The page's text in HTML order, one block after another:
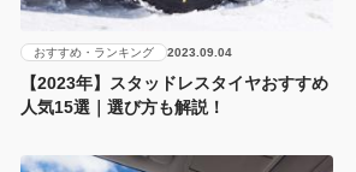
おすすめ・ランキング 2023.09.04
【2023年】スタッドレスタイヤおすすめ
人気15選｜選び方も解説！